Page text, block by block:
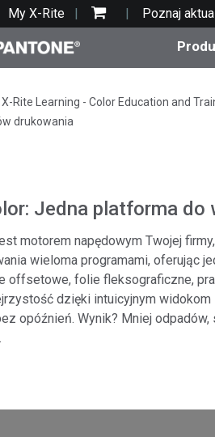
My X-Rite Poznaj
Farby i
Serwis i
Brand
X-Rite Learning - Color Education and
drukowania
Jedna platforma
motorem napędowym Twojej
wieloma programami, oferując
offsetowe, folie fleksograficzne,
dzięki intuicyjnym
opóźnień. Wynik? Mniej